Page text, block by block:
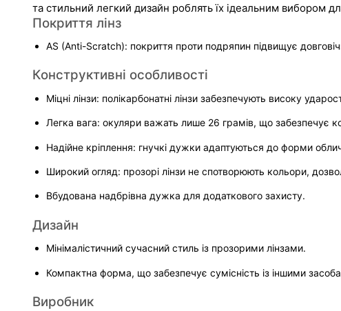
та стильний легкий дизайн роблять їх ідеальним вибором
Покриття лінз
AS (Anti-Scratch): покриття проти подряпин підвищує
Конструктивні особливості
Міцні лінзи: полікарбонатні лінзи забезпечують високу
Легка вага: окуляри важать лише 26 грамів, що забезпечує
Надійне кріплення: гнучкі дужки адаптуються до форми
Широкий огляд: прозорі лінзи не спотворюють кольори,
Вбудована надбрівна дужка для додаткового захисту.
Дизайн
Мінімалістичний сучасний стиль із прозорими лінзами.
Компактна форма, що забезпечує сумісність із іншими
Виробник